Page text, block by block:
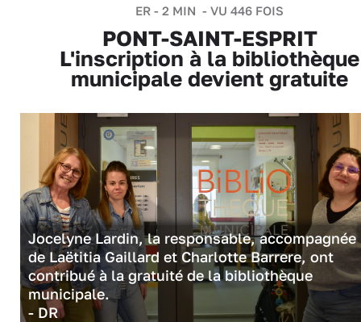
ER - 2 MIN - VU 446 FOIS
PONT-SAINT-ESPRIT
L'inscription à la bibliothèque
municipale devient gratuite
Jocelyne Lardin, la responsable, accompagnée
de Laëtitia Gaillard et Charlotte Barrere, ont
contribué à la gratuité de la bibliothèque
municipale.
- DR